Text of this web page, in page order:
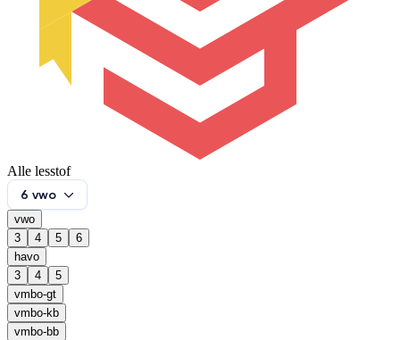
Alle lesstof
6 vwo
vwo
3
4 5
6
havo
3
4
5
vmbo-gt
vmbo-kb
vmbo-bb